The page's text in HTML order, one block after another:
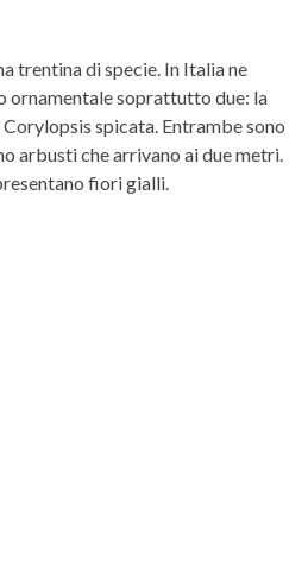
trentina di specie. In Italia ne
ornamentale soprattutto due: la
spicata. Entrambe sono
arbusti che arrivano ai due metri.
fiori gialli.